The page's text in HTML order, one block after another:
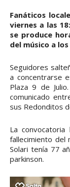
Fanáticos
viernes a las
se produce
del músico a
Seguidores
a concentrarse
Plaza 9 de
comunicado
sus Redonditos
La
fallecimiento del
Solari tenía 77
parkinson.